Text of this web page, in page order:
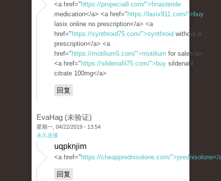
<a href=" https://propecia8.com/">finasteride
medication</a> <a href=" https://lasix911.com/">buy
lasix online no prescription</a> <a
href=" https://synthroid75.com/">synthroid without a
prescription</a> <a
href=" https://motilium5.com/">motilium for sale</a>
<a href=" https://sildenafil75.com/">buy sildenafil
citrate 100mg</a>
回复
EvaHag (未验证)
星期一, 04/22/2019 - 13:54
永久连接
uqpknjim
<a href=" https://cheapprednisolone.com/">prednisolone</
回复